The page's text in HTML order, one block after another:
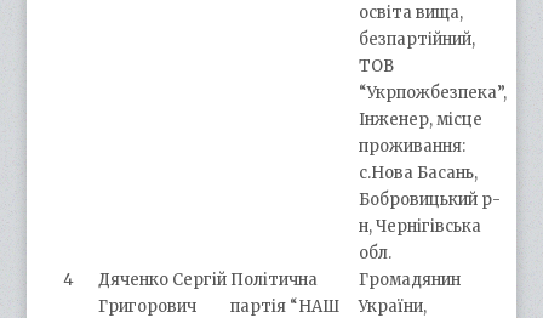
освіта вища,
безпартійний,
ТОВ
“Укрпожбезпека”,
Інженер, місце
проживання:
с.Нова Басань,
Бобровицький р-
н, Чернігівська
обл.
4
Дяченко Сергій
Григорович
Політична
партія “НАШ
Громадянин
України,